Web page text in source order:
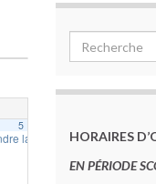
5
la chorégraphie de la
HORAIRES
EN PÉRIODE